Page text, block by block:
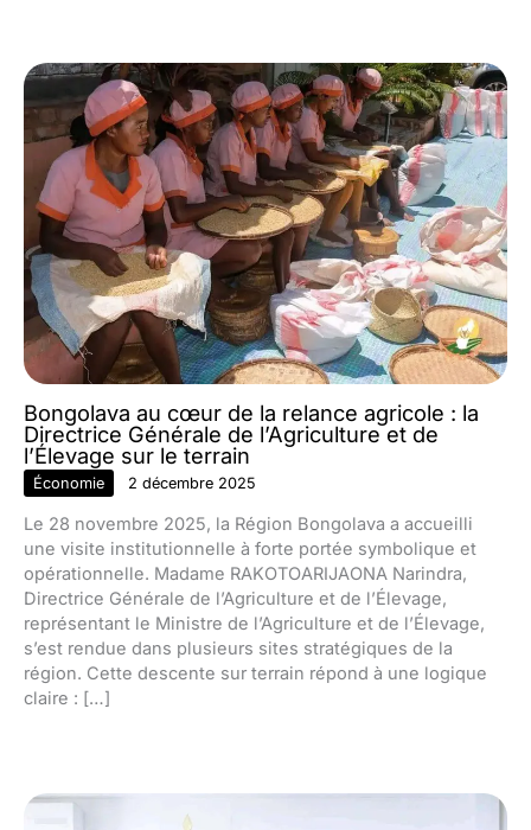
Bongolava au cœur de la relance agricole : la
Directrice Générale de l’Agriculture et de
l’Élevage sur le terrain
Économie 2 décembre 2025
Le 28 novembre 2025, la Région Bongolava a accueilli
une visite institutionnelle à forte portée symbolique et
opérationnelle. Madame RAKOTOARIJAONA Narindra,
Directrice Générale de l’Agriculture et de l’Élevage,
représentant le Ministre de l’Agriculture et de l’Élevage,
s’est rendue dans plusieurs sites stratégiques de la
région. Cette descente sur terrain répond à une logique
claire : […]